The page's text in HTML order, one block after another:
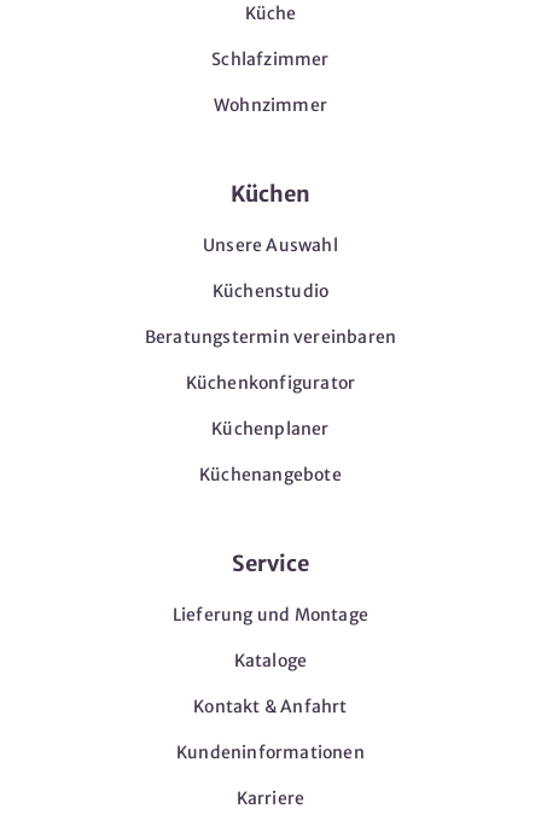
Küche
Schlafzimmer
Wohnzimmer
Küchen
Unsere Auswahl
Küchenstudio
Beratungstermin vereinbaren
Küchenkonfigurator
Küchenplaner
Küchenangebote
Service
Lieferung und Montage
Kataloge
Kontakt & Anfahrt
Kundeninformationen
Karriere